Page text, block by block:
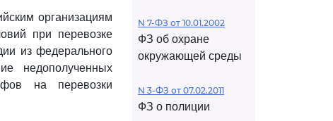
организациям
при перевозке
из федерального
недополученных
на перевозки
N 7-ФЗ от 10.01.2002
ФЗ об охране
окружающей среды
N 3-ФЗ от 07.02.2011
ФЗ о полиции